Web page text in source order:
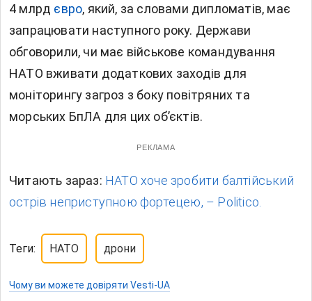
4 млрд євро, який, за словами дипломатів, має
запрацювати наступного року. Держави
обговорили, чи має військове командування
НАТО вживати додаткових заходів для
моніторингу загроз з боку повітряних та
морських БпЛА для цих обʼєктів.
РЕКЛАМА
Читають зараз: НАТО хоче зробити балтійський
острів неприступною фортецею, – Politico.
Теги: НАТО дрони
Чому ви можете довіряти Vesti-UA